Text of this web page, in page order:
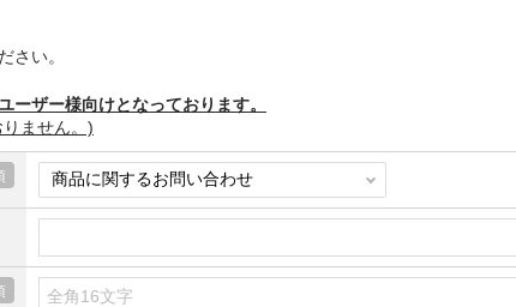
さい。
ザー様向けとなっております。
ません。)